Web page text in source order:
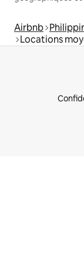
Airbnb
Locations